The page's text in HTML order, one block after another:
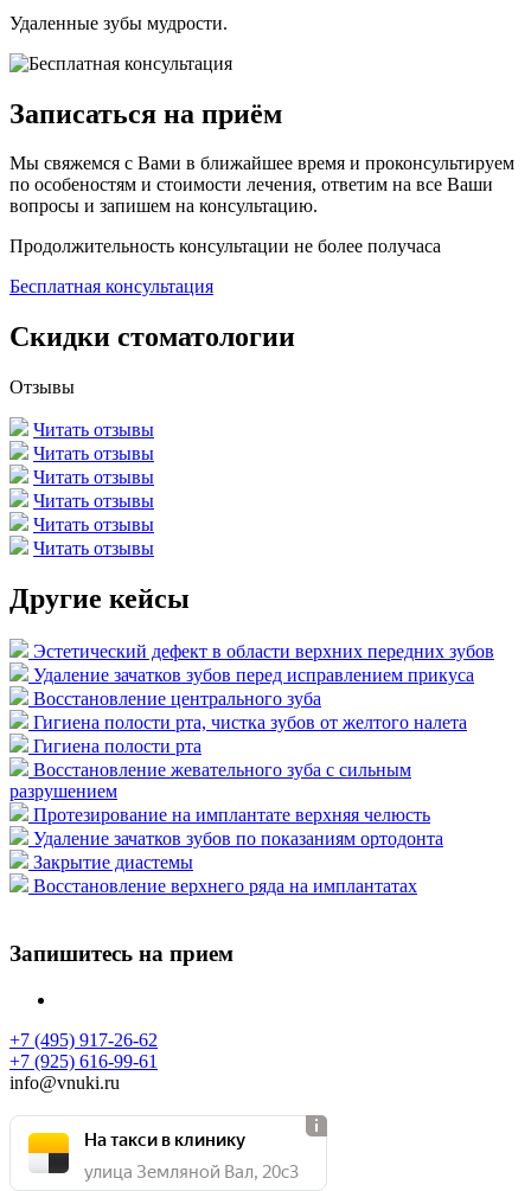
Удаленные зубы мудрости.
Записаться на приём
Мы свяжемся с Вами в ближайшее время и проконсультируем
по особеностям и стоимости лечения, ответим на все Ваши
вопросы и запишем на консультацию.
Продолжительность консультации не более получаса
Бесплатная консультация
Скидки стоматологии
Отзывы
Читать отзывы
Читать отзывы
Читать отзывы
Читать отзывы
Читать отзывы
Читать отзывы
Другие кейсы
Эстетический дефект в области верхних передних зубов
Удаление зачатков зубов перед исправлением прикуса
Восстановление центрального зуба
Гигиена полости рта, чистка зубов от желтого налета
Гигиена полости рта
Восстановление жевательного зуба с сильным
разрушением
Протезирование на имплантате верхняя челюсть
Удаление зачатков зубов по показаниям ортодонта
Закрытие диастемы
Восстановление верхнего ряда на имплантатах
Запишитесь на прием
+7 (495) 917-26-62
+7 (925) 616-99-61
info@vnuki.ru
На такси в клинику
улица Земляной Вал, 20с3